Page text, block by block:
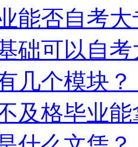
能否自考
础可以自
几个模块？
及格毕业